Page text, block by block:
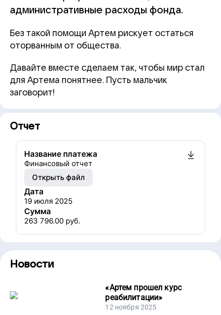
административные расходы фонда.
Без такой помощи Артем рискует остаться
оторванным от общества.
Давайте вместе сделаем так, чтобы мир стал
для Артема понятнее. Пусть мальчик
заговорит!
Отчет
Название платежа
Финансовый отчет
Открыть файл
Дата
19 июля 2025
Сумма
263 796.00 руб.
Новости
«Артем прошел курс
реабилитации»
12 ноября 2025